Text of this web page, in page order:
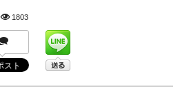
1803